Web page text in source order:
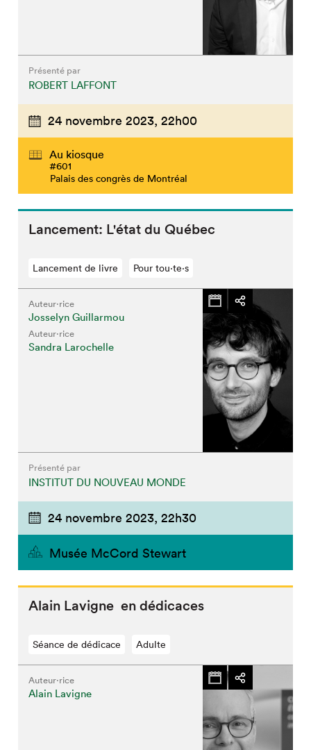
Présenté par
ROBERT LAFFONT
24 novembre 2023, 22h00
Au kiosque
#601
Palais des congrès de Montréal
Lancement: L'état du Québec
Lancement de livre Pour tou⋅te⋅s
Auteur·rice
Josselyn Guillarmou
Auteur·rice
Sandra Larochelle
Présenté par
INSTITUT DU NOUVEAU MONDE
24 novembre 2023, 22h30
Musée McCord Stewart
Alain Lavigne en dédicaces
Séance de dédicace Adulte
Auteur·rice
Alain Lavigne